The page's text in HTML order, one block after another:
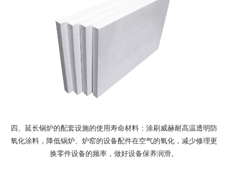
四、延长锅炉的配套设施的使用寿命材料：涂刷威赫耐高温透明防
氧化涂料，降低锅炉、炉窑的设备配件在空气的氧化，减少修理更
换零件设备的频率，做好设备保养润滑。